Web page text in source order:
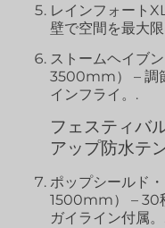
レインフォート
壁で空間を最大
ストームヘイブ
3500mm） – 調
インフライ。.
フェスティバ
アップ防水テ
ポップシールド
1500mm） – 30
ガイライン付属